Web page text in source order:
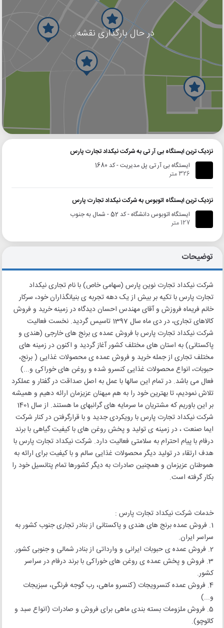
در حال بارگذاری نقشه...
گوگل
نزدیک ترین ایستگاه بی آر تی به شرکت نیکداد تجارت پارس
ایستگاه بی آر تی پل مدیریت - کد 1680
326 متر
نزدیک ترین ایستگاه اتوبوس به شرکت نیکداد تجارت پارس
ایستگاه اتوبوس دانشگاه - کد 52 - شمال به جنوب
127 متر
توضیحات
شرکت نیکداد تجارت نوین پارس (سهامی خاص) با نام تجاری نیکداد
تجارت پارس با تکیه بر بیش از یک دهه تجربه ی بنیانگذاران خود، سرکار
خانم فریماه فروزش و آقای مهندس احسان دیدگاه در زمینه خرید و فروش
کالاهای تجاری، در دی ماه سال 1397 تاسیس گردید. نخست فعالیت
شرکت نیکداد تجارت پارس با فروش عمده ی برنج های خارجی (هندی و
پاکستانی) به استان های مختلف کشور آغاز گردید و اکنون در زمینه های
مختلف تجاری از جمله خرید و فروش عمده ی محصولات غذایی ( برنج،
حبوبات، انواع محصولات غذایی کنسرو شده و روغن های خوراکی و...)
فعال می باشد. در تمام این سالها با عمل به اصل صداقت در گفتار و عملکرد
تلاش نمودیم، تا بهترین خود را به هم میهنان عزیزمان ارائه دهیم و همیشه
بر این باوریم که مشتریان ما سرمایه های گرانبهای ما هستند. از سال 1401
شرکت نیکداد تجارت پارس با رویکردی جدید و با قرارگرفتن در کنار شرکت
ایما صنعت ، در زمینه ی تولید و پخش روغن های با کیفیت گیاهی با برند
درفام با پیام احترام به سلامتی فعالیت دارد. شرکت نیکداد تجارت پارس با
هدف ارتقاء در تولید دیگر محصولات غذایی سالم و با کیفیت برای ارائه به
هموطنان عزیزمان و همچنین صادرات به دیگر کشورها تمام پتانسیل خود را
بکار گرفته است.
خدمات شرکت نیکداد تجارت پارس :
1. فروش عمده برنج های هندی و پاکستانی از بنادر تجاری جنوب کشور به
سراسر ایران.
2. فروش عمده ی حبوبات ایرانی و وارداتی از بنادر شمالی و جنوبی کشور.
3. فروش و پخش عمده ی روغن های خوراکی با برند درفام در سراسر
کشور.
4. فروش عمده کنسرویجات (کنسرو ماهی، رب گوجه فرنگی، سبزیجات
و...)
5. فروش ملزومات بسته بندی ماهی برای فروش و صادرات (انواع سبد و
کائوچو).